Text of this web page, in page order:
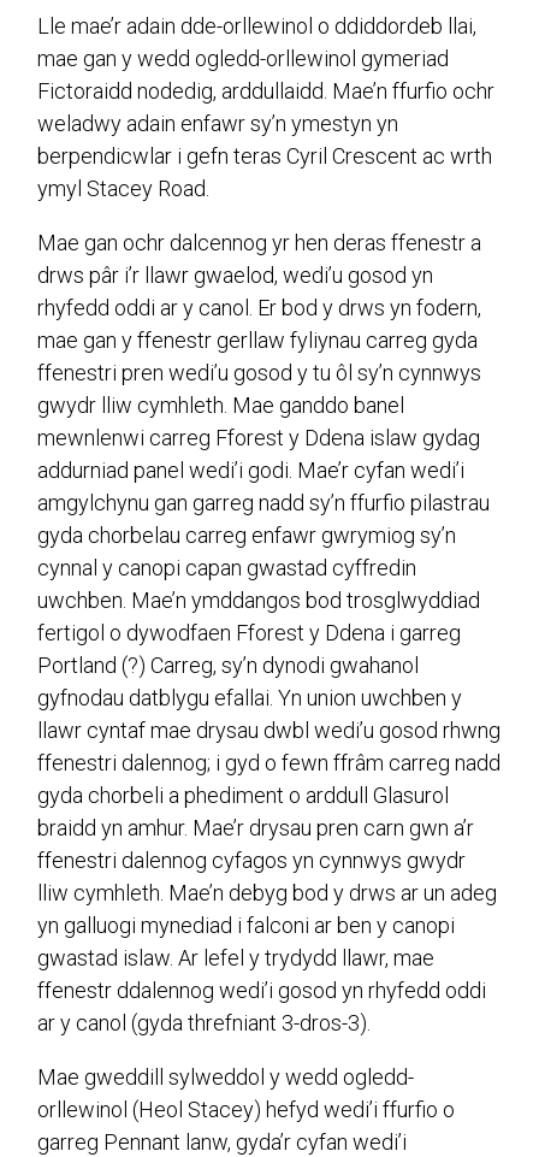
Lle mae’r adain dde-orllewinol o ddiddordeb llai,
mae gan y wedd ogledd-orllewinol gymeriad
Fictoraidd nodedig, arddullaidd. Mae’n ffurfio ochr
weladwy adain enfawr sy’n ymestyn yn
berpendicwlar i gefn teras Cyril Crescent ac wrth
ymyl Stacey Road.
Mae gan ochr dalcennog yr hen deras ffenestr a
drws pâr i’r llawr gwaelod, wedi’u gosod yn
rhyfedd oddi ar y canol. Er bod y drws yn fodern,
mae gan y ffenestr gerllaw fyliynau carreg gyda
ffenestri pren wedi’u gosod y tu ôl sy’n cynnwys
gwydr lliw cymhleth. Mae ganddo banel
mewnlenwi carreg Fforest y Ddena islaw gydag
addurniad panel wedi’i godi. Mae’r cyfan wedi’i
amgylchynu gan garreg nadd sy’n ffurfio pilastrau
gyda chorbelau carreg enfawr gwrymiog sy’n
cynnal y canopi capan gwastad cyffredin
uwchben. Mae’n ymddangos bod trosglwyddiad
fertigol o dywodfaen Fforest y Ddena i garreg
Portland (?) Carreg, sy’n dynodi gwahanol
gyfnodau datblygu efallai. Yn union uwchben y
llawr cyntaf mae drysau dwbl wedi’u gosod rhwng
ffenestri dalennog; i gyd o fewn ffrâm carreg nadd
gyda chorbeli a phediment o arddull Glasurol
braidd yn amhur. Mae’r drysau pren carn gwn a’r
ffenestri dalennog cyfagos yn cynnwys gwydr
lliw cymhleth. Mae’n debyg bod y drws ar un adeg
yn galluogi mynediad i falconi ar ben y canopi
gwastad islaw. Ar lefel y trydydd llawr, mae
ffenestr ddalennog wedi’i gosod yn rhyfedd oddi
ar y canol (gyda threfniant 3-dros-3).
Mae gweddill sylweddol y wedd ogledd-
orllewinol (Heol Stacey) hefyd wedi’i ffurfio o
garreg Pennant lanw, gyda’r cyfan wedi’i